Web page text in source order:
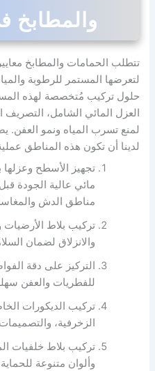
والمطابخ
تتطلب الحمامات والمطابخ
لتعرضها المستمر للرطوبة
حلول تركيب مُتخصصة لهذه
العزل المائي الشامل، التصريف
لمنع تسرب المياه ونمو العفن.
لدينا أن تكون هذه المناطق
تجهيز الأسطح
مائي عالية الجودة
مناطق الدش
تركيب بلاط الأرضيات
والانزلاق لضمان
التركيز على دقة
للفطريات والعفن
تركيب الديكورات
الزخرفية،
وألوان متنوعة